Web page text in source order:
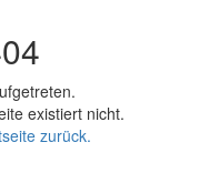
existiert nicht.
zurück.